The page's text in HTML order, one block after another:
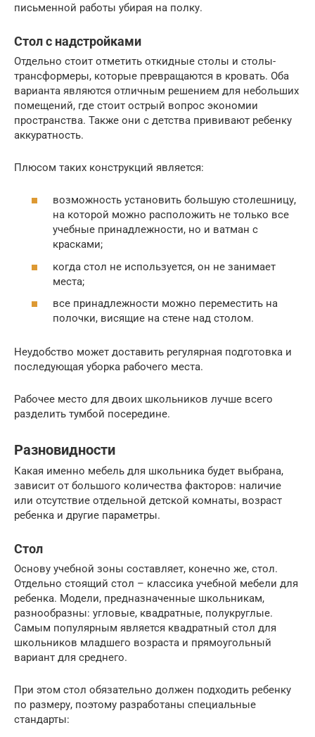
письменной работы убирая на полку.
Стол с надстройками
Отдельно стоит отметить откидные столы и столы-
трансформеры, которые превращаются в кровать. Оба
варианта являются отличным решением для небольших
помещений, где стоит острый вопрос экономии
пространства. Также они с детства прививают ребенку
аккуратность.
Плюсом таких конструкций является:
возможность установить большую столешницу,
на которой можно расположить не только все
учебные принадлежности, но и ватман с
красками;
когда стол не используется, он не занимает
места;
все принадлежности можно переместить на
полочки, висящие на стене над столом.
Неудобство может доставить регулярная подготовка и
последующая уборка рабочего места.
Рабочее место для двоих школьников лучше всего
разделить тумбой посередине.
Разновидности
Какая именно мебель для школьника будет выбрана,
зависит от большого количества факторов: наличие
или отсутствие отдельной детской комнаты, возраст
ребенка и другие параметры.
Стол
Основу учебной зоны составляет, конечно же, стол.
Отдельно стоящий стол – классика учебной мебели для
ребенка. Модели, предназначенные школьникам,
разнообразны: угловые, квадратные, полукруглые.
Самым популярным является квадратный стол для
школьников младшего возраста и прямоугольный
вариант для среднего.
При этом стол обязательно должен подходить ребенку
по размеру, поэтому разработаны специальные
стандарты: